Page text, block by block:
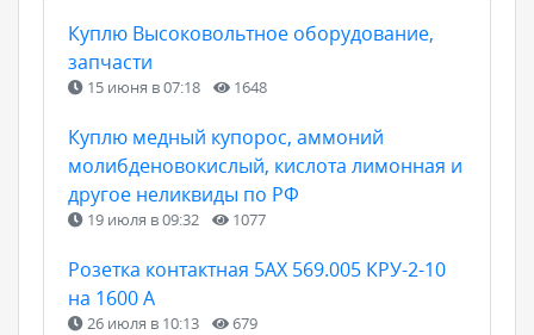
Куплю Высоковольтное оборудование,
запчасти
15 июня в 07:18 1648
Куплю медный купорос, аммоний
молибденовокислый, кислота лимонная и
другое неликвиды по РФ
19 июля в 09:32 1077
Розетка контактная 5АХ 569.005 КРУ-2-10
на 1600 А
26 июля в 10:13 679